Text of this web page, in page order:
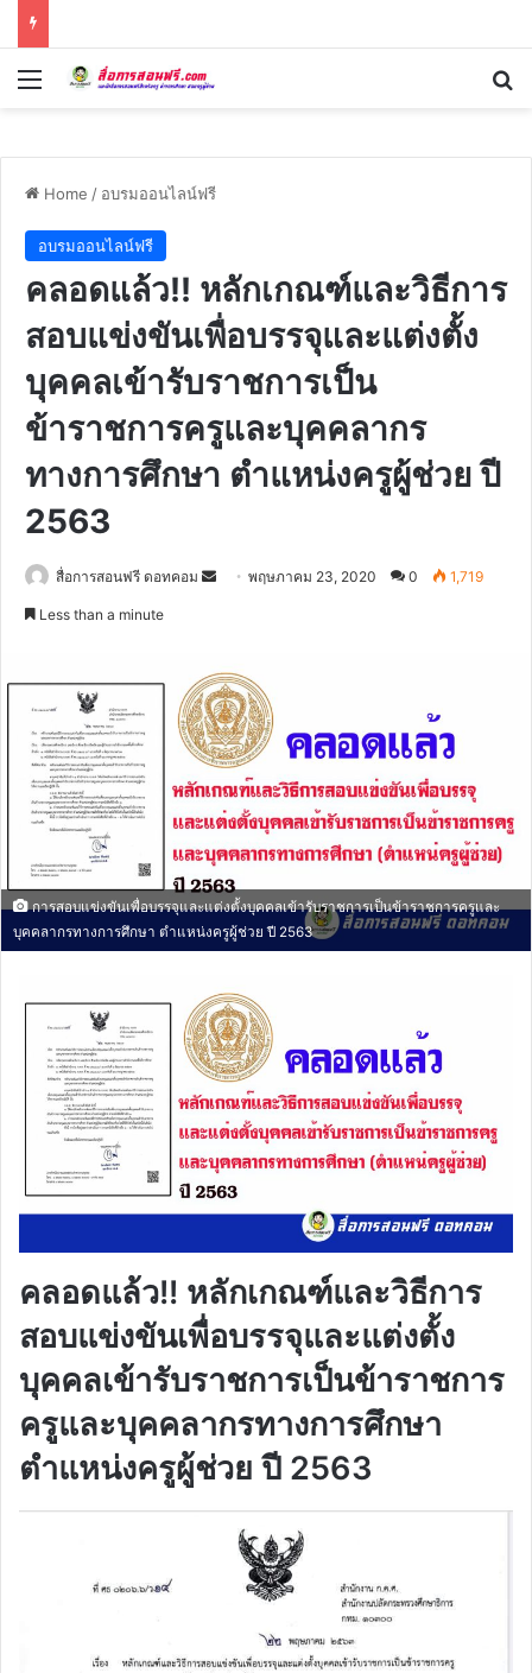
Menu
Home / อบรมออนไลน์ฟรี
อบรมออนไลน์ฟรี
คลอดแล้ว!! หลักเกณฑ์และวิธีการ
สอบแข่งขันเพื่อบรรจุและแต่งตั้ง
บุคคลเข้ารับราชการเป็น
ข้าราชการครูและบุคคลากร
ทางการศึกษา ตำแหน่งครูผู้ช่วย ปี
2563
สื่อการสอนฟรี ดอทคอม
Sendพฤษภาคม 23, 2020 0 1,719
Less than a minute
การสอบแข่งขันเพื่อบรรจุและแต่งตั้งบุคคลเข้ารับราชการเป็นข้าราชการครูและ
บุคคลากรทางการศึกษา ตำแหน่งครูผู้ช่วย ปี 2563
คลอดแล้ว!! หลักเกณฑ์และวิธีการ
สอบแข่งขันเพื่อบรรจุและแต่งตั้ง
บุคคลเข้ารับราชการเป็นข้าราชการ
ครูและบุคคลากรทางการศึกษา
ตำแหน่งครูผู้ช่วย ปี 2563